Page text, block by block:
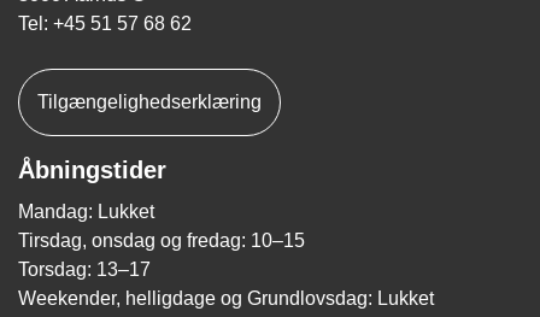
Tel: +45 51 57 68 62
Tilgængelighedserklæring
Åbningstider
Mandag: Lukket
Tirsdag, onsdag og fredag: 10–15
Torsdag: 13–17
Weekender, helligdage og Grundlovsdag: Lukket